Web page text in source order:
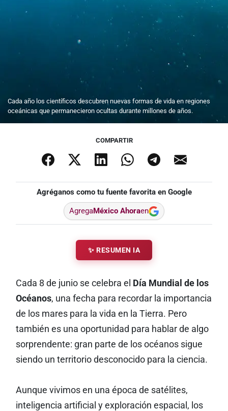
Cada año los científicos descubren nuevas formas de vida en regiones
oceánicas que permanecieron ocultas durante millones de años.
COMPARTIR
Agréganos como tu fuente favorita en Google
AgregaMéxico Ahoraen
✨ RESUMEN IA
Cada 8 de junio se celebra el Día Mundial de los
Océanos, una fecha para recordar la importancia
de los mares para la vida en la Tierra. Pero
también es una oportunidad para hablar de algo
sorprendente: gran parte de los océanos sigue
siendo un territorio desconocido para la ciencia.
Aunque vivimos en una época de satélites,
inteligencia artificial y exploración espacial, los